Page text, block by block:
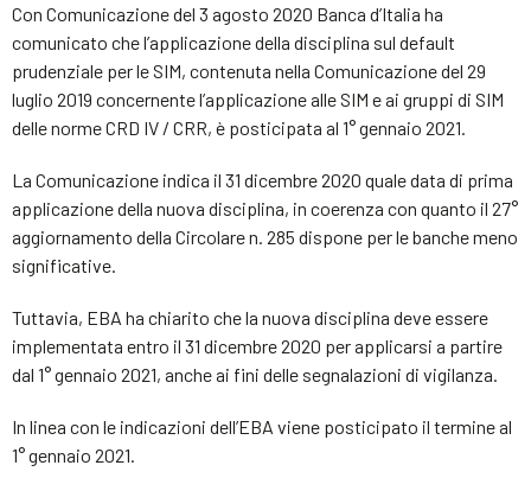
Con Comunicazione del 3 agosto 2020 Banca d’Italia ha
comunicato che l’applicazione della disciplina sul default
prudenziale per le SIM, contenuta nella Comunicazione del 29
luglio 2019 concernente l’applicazione alle SIM e ai gruppi di SIM
delle norme CRD IV / CRR, è posticipata al 1° gennaio 2021.
La Comunicazione indica il 31 dicembre 2020 quale data di prima
applicazione della nuova disciplina, in coerenza con quanto il 27°
aggiornamento della Circolare n. 285 dispone per le banche meno
significative.
Tuttavia, EBA ha chiarito che la nuova disciplina deve essere
implementata entro il 31 dicembre 2020 per applicarsi a partire
dal 1° gennaio 2021, anche ai fini delle segnalazioni di vigilanza.
In linea con le indicazioni dell’EBA viene posticipato il termine al
1° gennaio 2021.